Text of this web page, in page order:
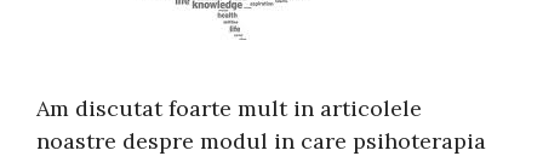
Am discutat foarte mult in articolele
noastre despre modul in care psihoterapia